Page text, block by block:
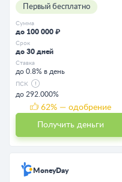
Первый бесплатно
Сумма
до 100 000 ₽
Срок
до 30 дней
Ставка
до 0.8% в день
ПСК
до 292.000%
62% — одобрение
Получить деньги
MoneyDay